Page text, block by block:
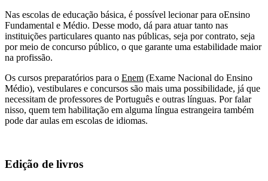
Nas escolas de educação básica, é possível lecionar para oEnsino
Fundamental e Médio. Desse modo, dá para atuar tanto nas
instituições particulares quanto nas públicas, seja por contrato, seja
por meio de concurso público, o que garante uma estabilidade maior
na profissão.
Os cursos preparatórios para o Enem (Exame Nacional do Ensino
Médio), vestibulares e concursos são mais uma possibilidade, já que
necessitam de professores de Português e outras línguas. Por falar
nisso, quem tem habilitação em alguma língua estrangeira também
pode dar aulas em escolas de idiomas.
Edição de livros